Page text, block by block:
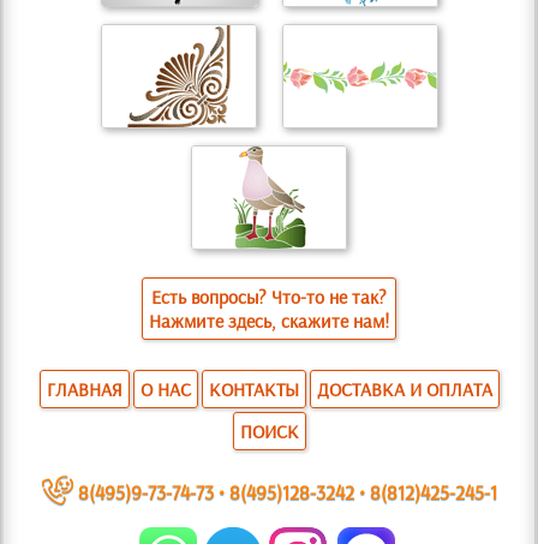
Есть вопросы? Что-то не так?
Нажмите здесь, скажите нам!
ГЛАВНАЯ О НАС КОНТАКТЫ
ДОСТАВКА И ОПЛАТА
ПОИСК
~ 8(495)9-73-74-73•8(495)128-3242•8(812)425-245-1